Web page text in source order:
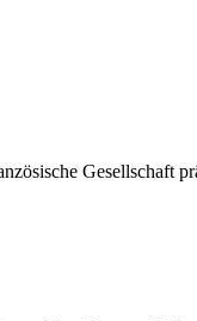
Gesellschaft